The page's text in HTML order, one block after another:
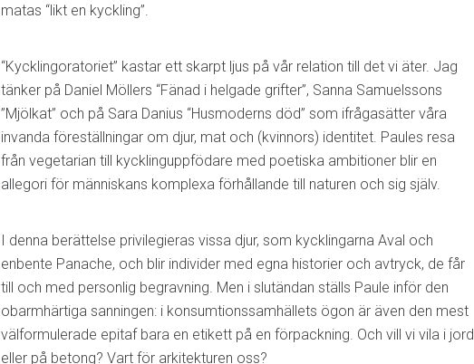
matas “likt en kyckling”.
“Kycklingoratoriet” kastar ett skarpt ljus på vår relation till det vi äter. Jag
tänker på Daniel Möllers “Fänad i helgade grifter”, Sanna Samuelssons
”Mjölkat” och på Sara Danius “Husmoderns död” som ifrågasätter våra
invanda föreställningar om djur, mat och (kvinnors) identitet. Paules resa
från vegetarian till kycklinguppfödare med poetiska ambitioner blir en
allegori för människans komplexa förhållande till naturen och sig själv.
I denna berättelse privilegieras vissa djur, som kycklingarna Aval och
enbente Panache, och blir individer med egna historier och avtryck, de får
till och med personlig begravning. Men i slutändan ställs Paule inför den
obarmhärtiga sanningen: i konsumtionssamhällets ögon är även den mest
välformulerade epitaf bara en etikett på en förpackning. Och vill vi vila i jord
eller på betong? Vart för arkitekturen oss?